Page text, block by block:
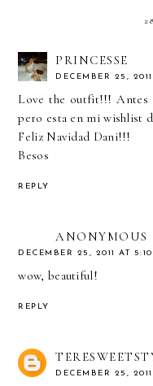
PRINCESSE
DECEMBER 25,
Love the outfit!!! Antes
pero esta en mi wishlist
Feliz Navidad Dani!!!
Besos
REPLY
ANONYMOUS
DECEMBER 25, 2011 AT 5:10
wow, beautiful!
REPLY
DECEMBER 25,